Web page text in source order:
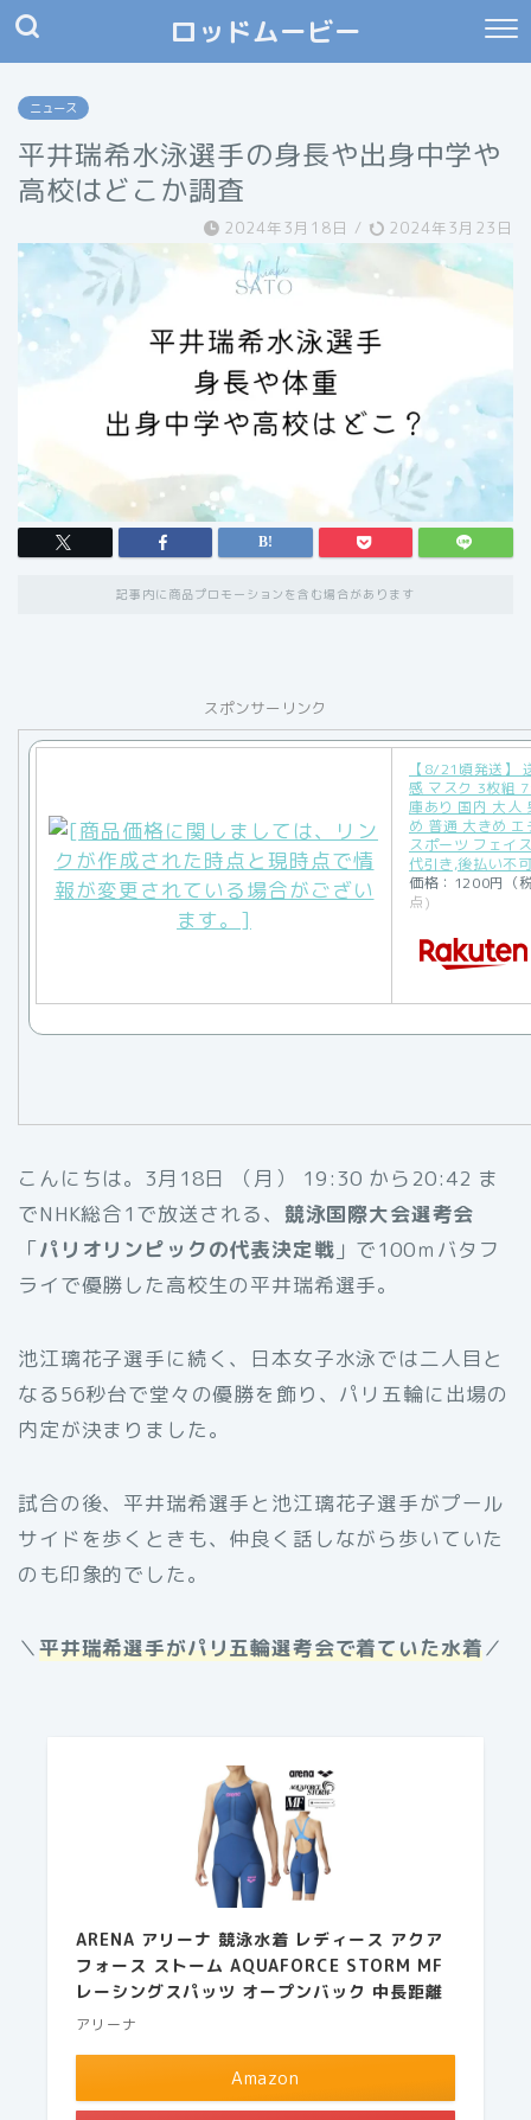
ロッドムービー
ニュース
平井瑞希水泳選手の身長や出身中学や
高校はどこか調査
2024年3月18日 / 2024年3月23日
記事内に商品プロモーションを含む場合があります
スポンサーリンク
【8/21頃発送】
感 マスク 3枚組
庫あり 国内 大人
め 普通 大きめ
スポーツ フェイ
代引き,後払い不
価格：1200円（
点)
こんにちは。3月18日 （月） 19:30 から20:42 ま
でNHK総合1で放送される、 競泳国際大会選考会
「パリオリンピックの代表決定戦 」で100ｍバタフ
ライで優勝した高校生の平井瑞希選手。
池江璃花子選手に続く、日本女子水泳では二人目と
なる56秒台で堂々の優勝を飾り、パリ五輪に出場の
内定が決まりました。
試合の後、平井瑞希選手と池江璃花子選手がプール
サイドを歩くときも、仲良く話しながら歩いていた
のも印象的でした。
＼平井瑞希選手がパリ五輪選考会で着ていた水着／
ARENA アリーナ 競泳水着 レディース アクア
フォース ストーム AQUAFORCE STORM MF
レーシングスパッツ オープンバック 中長距離
アリーナ
Amazon